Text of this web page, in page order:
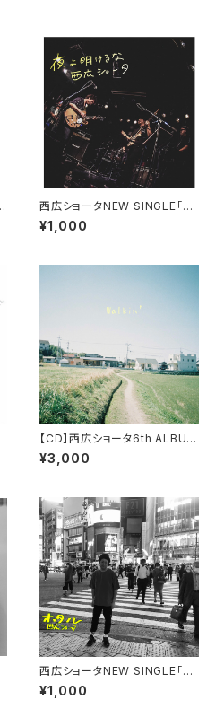
西広ショータNEW SINGLE「夜
よ明けるな」
¥1,000
【CD】西広ショータ6th ALBUM
「Walkin`」
¥3,000
西広ショータNEW SINGLE「ホ
タル」
¥1,000